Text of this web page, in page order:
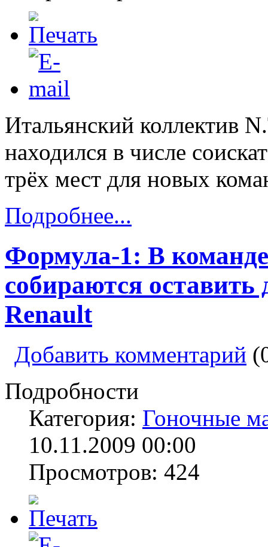
Итальянский коллектив
находился в числе
трёх мест для новых
Подробнее...
Формула-1: В
собираются оставить
Renault
Добавить комментарий
Подробности
Категория: Гоночные
10.11.2009 00:00
Просмотров: 424